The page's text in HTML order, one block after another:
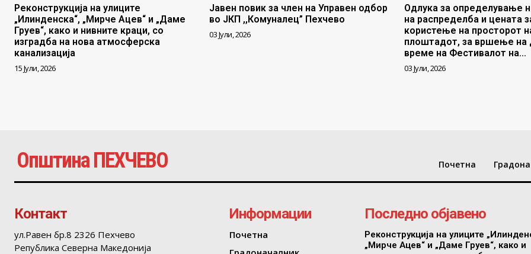
Реконструкција на улиците
„Илинденска“, „Мирче Ацев“ и „Даме
Груев“, како и нивните краци, со
изградба на нова атмосферска
канализација
15 Јули, 2026
Јавен повик за член на Управен одбор
во ЈКП ,,Комуналец” Пехчево
03 Јули, 2026
Одлука за определување
на распределба и цената
користење на просторот
плоштадот, за вршење на
време на Фестивалот на...
03 Јули, 2026
Општина ПЕХЧЕВО Почетна
Контакт
ул.Равен бр.8 2326 Пехчево
Република Северна Македонија
Информации
Почетна
Последно објавено
Реконструкција на улиците
„Мирче Ацев“ и „Даме Груев“, како и